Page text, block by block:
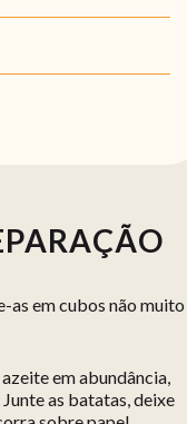
as em cubos não muito
em abundância,
as batatas, deixe